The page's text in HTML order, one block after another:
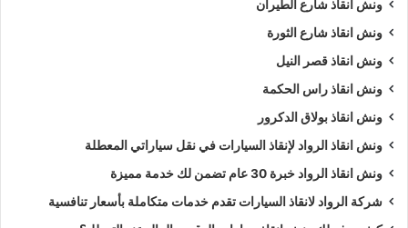
ونش انقاذ شارع الطيران
ونش انقاذ شارع الثورة
ونش انقاذ قصر النيل
ونش انقاذ راس الحكمة
ونش انقاذ بولاق الدكرور
ونش انقاذ الرواد لإنقاذ السيارات في نقل سياراتي المعطلة
ونش انقاذ الرواد خبرة 30 عام تضمن لك خدمة مميزة
شركة الرواد لانقاذ السيارات تقدم خدمات متكاملة بأسعار تنافسية